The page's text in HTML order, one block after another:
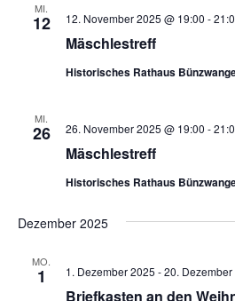
MI.
12
Mäschlestreff
12. November 2025 @ 19:00 -
Historisches Rathaus
MI.
26
Mäschlestreff
26. November 2025 @ 19:00 -
Historisches Rathaus
Dezember 2025
MO.
1
Briefkasten an den
1. Dezember 2025 -20. Dezember